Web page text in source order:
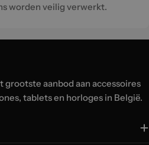
worden veilig verwerkt.
grootste aanbod aan accessoires
tablets en horloges in België.